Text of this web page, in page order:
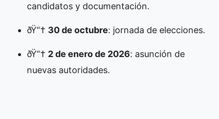
candidatos y documentación.
ðŸ“† 30 de octubre: jornada de elecciones.
ðŸ“† 2 de enero de 2026: asunción de
nuevas autoridades.